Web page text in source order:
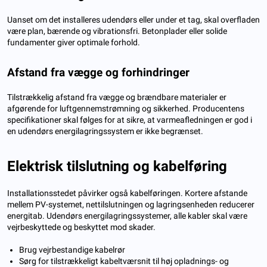
Uanset om det installeres udendørs eller under et tag, skal overfladen
være plan, bærende og vibrationsfri. Betonplader eller solide
fundamenter giver optimale forhold.
Afstand fra vægge og forhindringer
Tilstrækkelig afstand fra vægge og brændbare materialer er
afgørende for luftgennemstrømning og sikkerhed. Producentens
specifikationer skal følges for at sikre, at varmeafledningen er god i
en udendørs energilagringssystem er ikke begrænset.
Elektrisk tilslutning og kabelføring
Installationsstedet påvirker også kabelføringen. Kortere afstande
mellem PV-systemet, nettilslutningen og lagringsenheden reducerer
energitab. Udendørs energilagringssystemer, alle kabler skal være
vejrbeskyttede og beskyttet mod skader.
Brug vejrbestandige kabelrør
Sørg for tilstrækkeligt kabeltværsnit til høj opladnings- og